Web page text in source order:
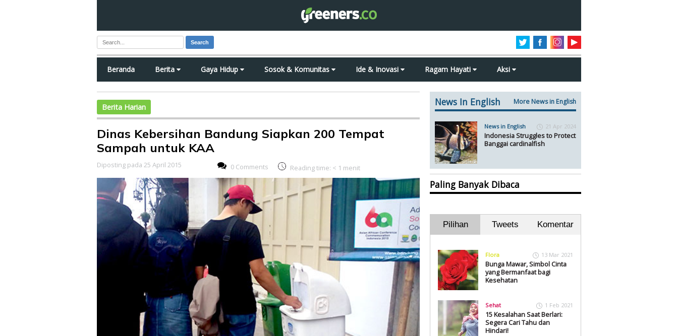
Search
Beranda Berita Gaya Hidup Sosok & Komunitas Ide & Inovasi Ragam Hayati Aksi
Berita Harian
Dinas Kebersihan Bandung Siapkan 200 Tempat
Sampah untuk KAA
Diposting pada 25 April 2015 0 Comments Reading time: < 1 menit
News In English More News in English
News in English 21 Apr 2024
Indonesia Struggles to Protect
Banggai cardinalfish
Paling Banyak Dibaca
Pilihan Tweets Komentar
Flora 13 Mar 2021
Bunga Mawar, Simbol Cinta
yang Bermanfaat bagi
Kesehatan
Sehat 1 Feb 2021
15 Kesalahan Saat Berlari:
Segera Cari Tahu dan
Hindari!